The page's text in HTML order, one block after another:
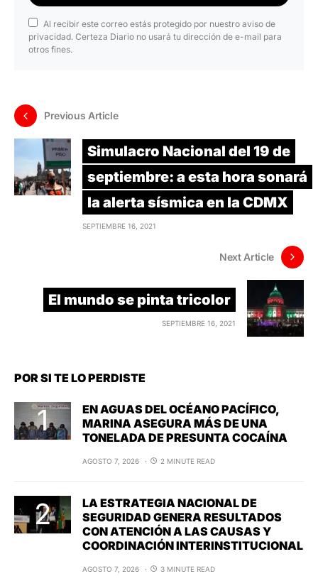
Al recibir este correo estás protegido por nuestro aviso de
privacidad. Certeza Diario no usará tu dirección de e-mail para
otros fines.
Previous Article
Simulacro Nacional del 19 de
septiembre: a esta hora sonará
la alerta sísmica en la CDMX
SEPTIEMBRE 16, 2021
Next Article
El mundo se pinta tricolor
SEPTIEMBRE 16, 2021
POR SI TE LO PERDISTE
EN AGUAS DEL OCÉANO PACÍFICO,
MARINA ASEGURA MÁS DE UNA
TONELADA DE PRESUNTA COCAÍNA
AGOSTO 7, 2026 2 MINUTE READ
LA ESTRATEGIA NACIONAL DE
SEGURIDAD GENERA RESULTADOS
CON ATENCIÓN A LAS CAUSAS Y
COORDINACIÓN INTERINSTITUCIONAL
AGOSTO 7, 2026 3 MINUTE READ